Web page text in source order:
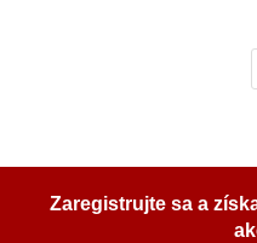
Zaregistrujte sa a